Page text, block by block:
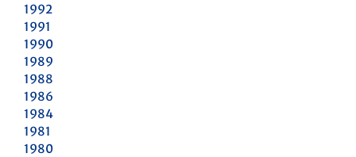
1992
1991
1990
1989
1988
1986
1984
1981
1980